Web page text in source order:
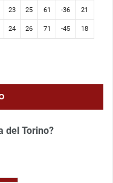
23 25 61 -36 21
24 26 71 -45 18
del Torino?